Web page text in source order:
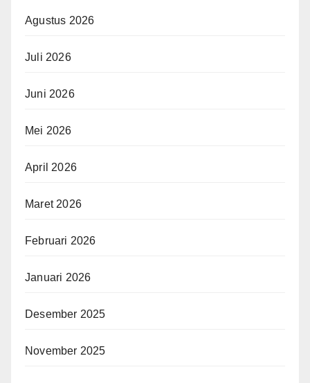
Agustus 2026
Juli 2026
Juni 2026
Mei 2026
April 2026
Maret 2026
Februari 2026
Januari 2026
Desember 2025
November 2025